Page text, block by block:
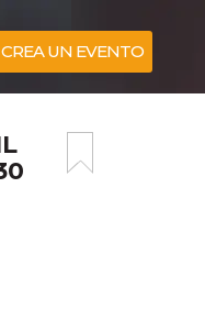
CREA UN EVENTO